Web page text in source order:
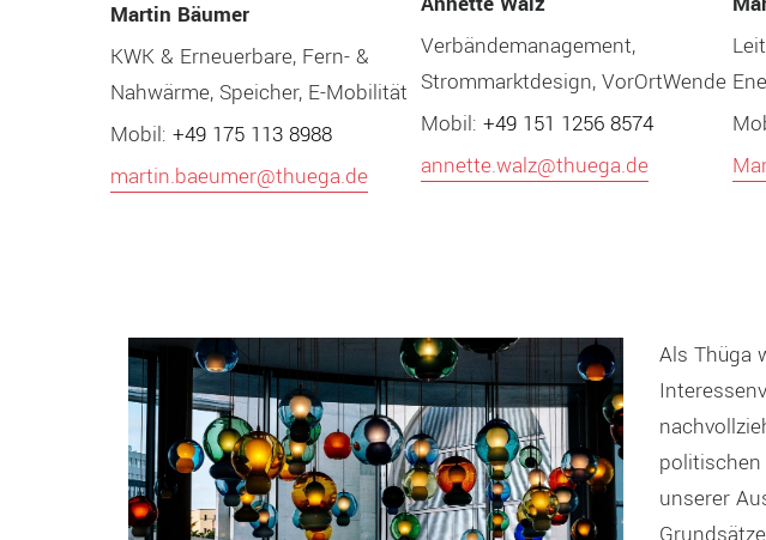
Martin Bäumer
KWK & Erneuerbare, Fern- &
Nahwärme, Speicher, E-Mobilität
Mobil: +49 175 113 8988
martin.baeumer@thuega.de
Verbändemanagement,
Strommarktdesign, VorOrtWende
Mobil:+49 151 1256 8574
annette.walz@thuega.de
Als Thüga
unserer